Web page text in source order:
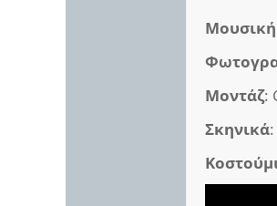
Μουσική
Μοντάζ:
Σκηνικά